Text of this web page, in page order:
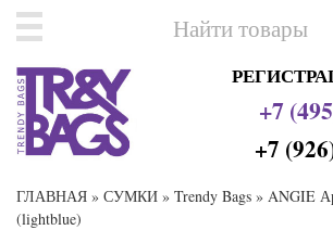
+7
+7
ГЛАВНАЯ » СУМКИ » Trendy Bags » ANGIE
(lightblue)